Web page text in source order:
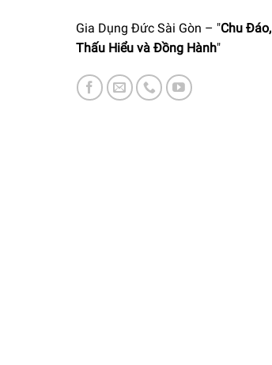
Gia Dụng Đức Sài Gòn – "Chu Đáo,
Thấu Hiểu và Đồng Hành"